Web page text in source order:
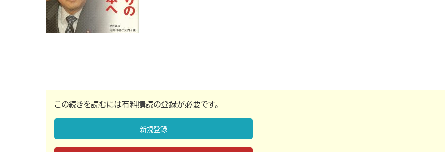
この続きを読むには有料購読の登録が必要です。
新規登録